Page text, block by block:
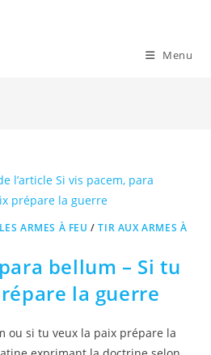
Menu
LES ARMES À FEU /TIR AUX ARMES À
bellum – Si tu
la guerre
ou si tu veux la paix prépare la